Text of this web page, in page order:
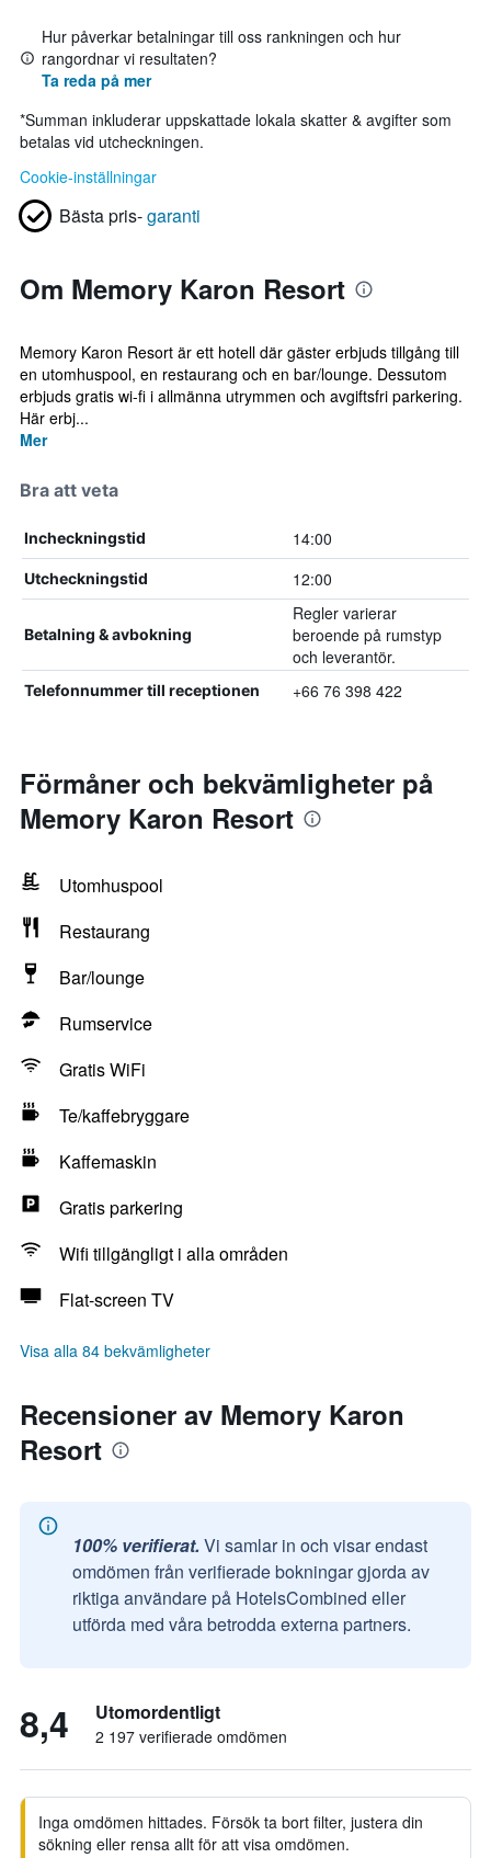
Hur påverkar betalningar till oss rankningen och hur
rangordnar vi resultaten?
Ta reda på mer
*Summan inkluderar uppskattade lokala skatter & avgifter som
betalas vid utcheckningen.
Cookie-inställningar
Bästa pris-garanti
Om Memory Karon Resort
Memory Karon Resort är ett hotell där gäster erbjuds tillgång till
en utomhuspool, en restaurang och en bar/lounge. Dessutom
erbjuds gratis wi-fi i allmänna utrymmen och avgiftsfri parkering.
Här erbj...
Mer
Bra att veta
Incheckningstid 14:00
Utcheckningstid 12:00
Betalning & avbokning
Regler varierar
beroende på rumstyp
och leverantör.
Telefonnummer till receptionen +66 76 398 422
Förmåner och bekvämligheter på
Memory Karon Resort
Utomhuspool
Restaurang
Bar/lounge
Rumservice
Gratis WiFi
Te/kaffebryggare
Kaffemaskin
Gratis parkering
Wifi tillgängligt i alla områden
Flat-screen TV
Visa alla 84 bekvämligheter
Recensioner av Memory Karon
Resort
100% verifierat. Vi samlar in och visar endast
omdömen från verifierade bokningar gjorda av
riktiga användare på HotelsCombined eller
utförda med våra betrodda externa partners.
8,4 Utomordentligt
2 197 verifierade omdömen
Inga omdömen hittades. Försök ta bort filter, justera din
sökning eller rensa allt för att visa omdömen.